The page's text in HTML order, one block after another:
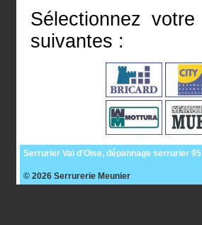
Sélectionnez votre
suivantes :
Serrurier Val d'Oise, dépannage serrurier 95
© 2026 Serrurerie Meunier